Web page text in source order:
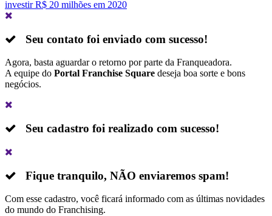
investir R$ 20 milhões em 2020
Seu contato foi enviado com sucesso!
Agora, basta aguardar o retorno por parte da Franqueadora.
A equipe do Portal Franchise Square deseja boa sorte e bons
negócios.
Seu cadastro foi realizado com sucesso!
Fique tranquilo, NÃO enviaremos spam!
Com esse cadastro, você ficará informado com as últimas novidades
do mundo do Franchising.